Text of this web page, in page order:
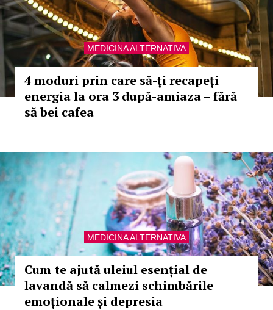
MEDICINA ALTERNATIVA
4 moduri prin care să-ți recapeți
energia la ora 3 după-amiaza – fără
să bei cafea
MEDICINA ALTERNATIVA
Cum te ajută uleiul esențial de
lavandă să calmezi schimbările
emoționale și depresia